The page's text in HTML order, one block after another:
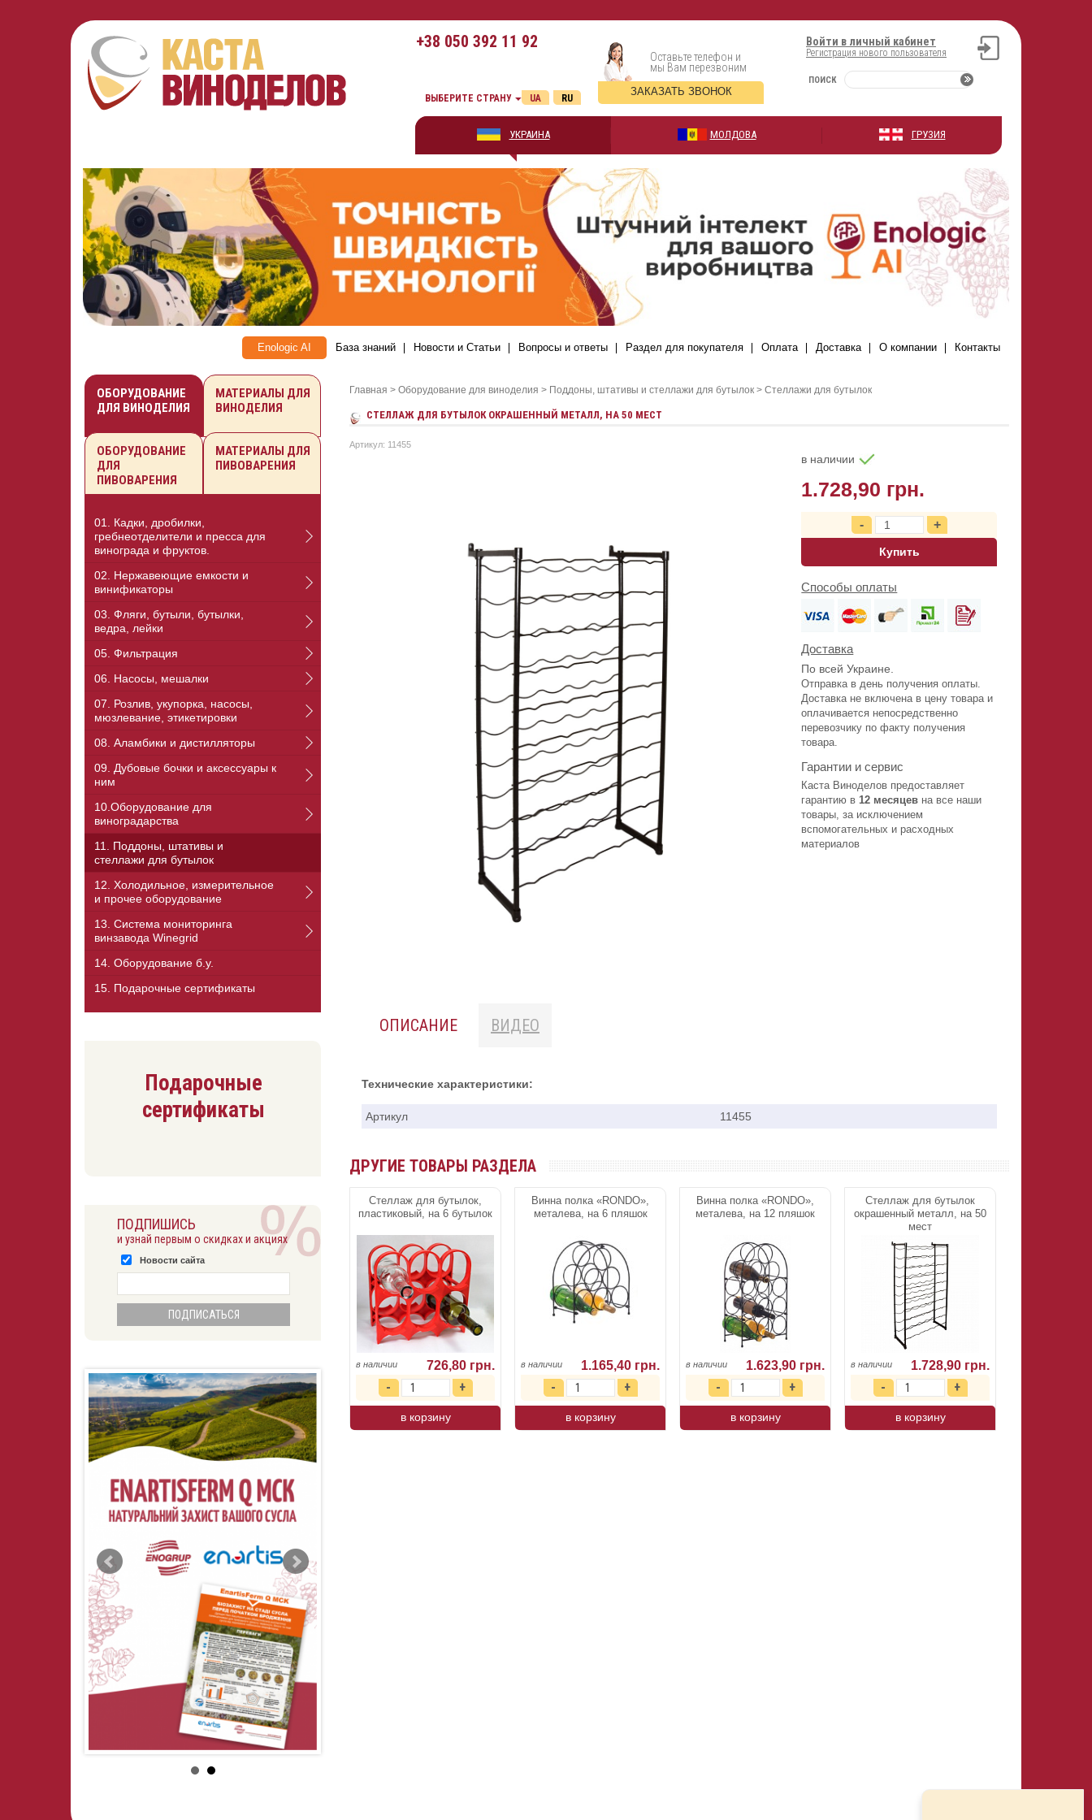
+38 050 392 11 92 Войти в личный кабинет
Регистрация нового пользователя
ПОИСК
Оставьте телефон и
мы Вам перезвоним
ЗАКАЗАТЬ ЗВОНОК
ВЫБЕРИТЕ СТРАНУ RU
UA
УКРАИНА МОЛДОВА ГРУЗИЯ
Enologic AI База знаний Новости и Статьи Вопросы и ответы Раздел для покупателя Оплата Доставка О компании Контакты
Главная > Оборудование для виноделия > Поддоны, штативы и стеллажи для бутылок > Стеллажи для бутылок
СТЕЛЛАЖ ДЛЯ БУТЫЛОК ОКРАШЕННЫЙ МЕТАЛЛ, НА 50 МЕСТ
Артикул: 11455
в наличии
1.728,90 грн.
Купить
Способы оплаты
Доставка
По всей Украине.
Отправка в день получения оплаты.
Доставка не включена в цену товара и
оплачивается непосредственно
перевозчику по факту получения
товара.
Гарантии и сервис
Каста Виноделов предоставляет
гарантию в12 месяцев на все наши
товары, за исключением
вспомогательных и расходных
материалов
ОПИСАНИЕ ВИДЕО
Технические характеристики:
Артикул 11455
ДРУГИЕ ТОВАРЫ РАЗДЕЛА
Стеллаж для бутылок,
пластиковый, на 6 бутылок
в наличии 726,80 грн.
в корзину
Винна полка «RONDO»,
металева, на 6 пляшок
в наличии 1.165,40 грн.
в корзину
Винна полка «RONDO»,
металева, на 12 пляшок
в наличии 1.623,90 грн.
в корзину
Стеллаж для бутылок
окрашенный металл, на 50
мест
в наличии 1.728,90 грн.
в корзину
ОБОРУДОВАНИЕ
ДЛЯ ВИНОДЕЛИЯ
МАТЕРИАЛЫ ДЛЯ
ВИНОДЕЛИЯ
ОБОРУДОВАНИЕ
ДЛЯ
ПИВОВАРЕНИЯ
МАТЕРИАЛЫ ДЛЯ
ПИВОВАРЕНИЯ
01. Кадки, дробилки,
гребнеотделители и пресса для
винограда и фруктов.
02. Нержавеющие емкости и
винификаторы
03. Фляги, бутыли, бутылки,
ведра, лейки
05. Фильтрация
06. Насосы, мешалки
07. Розлив, укупорка, насосы,
мюзлевание, этикетировки
08. Аламбики и дистилляторы
09. Дубовые бочки и аксессуары к
ним
10.Оборудование для
виноградарства
11. Поддоны, штативы и
стеллажи для бутылок
12. Холодильное, измерительное
и прочее оборудование
13. Cистема мониторинга
винзавода Winegrid
14. Оборудование б.у.
15. Подарочные сертификаты
Подарочные
сертификаты
ПОДПИШИСЬ
и узнай первым о скидках и акциях
Новости сайта